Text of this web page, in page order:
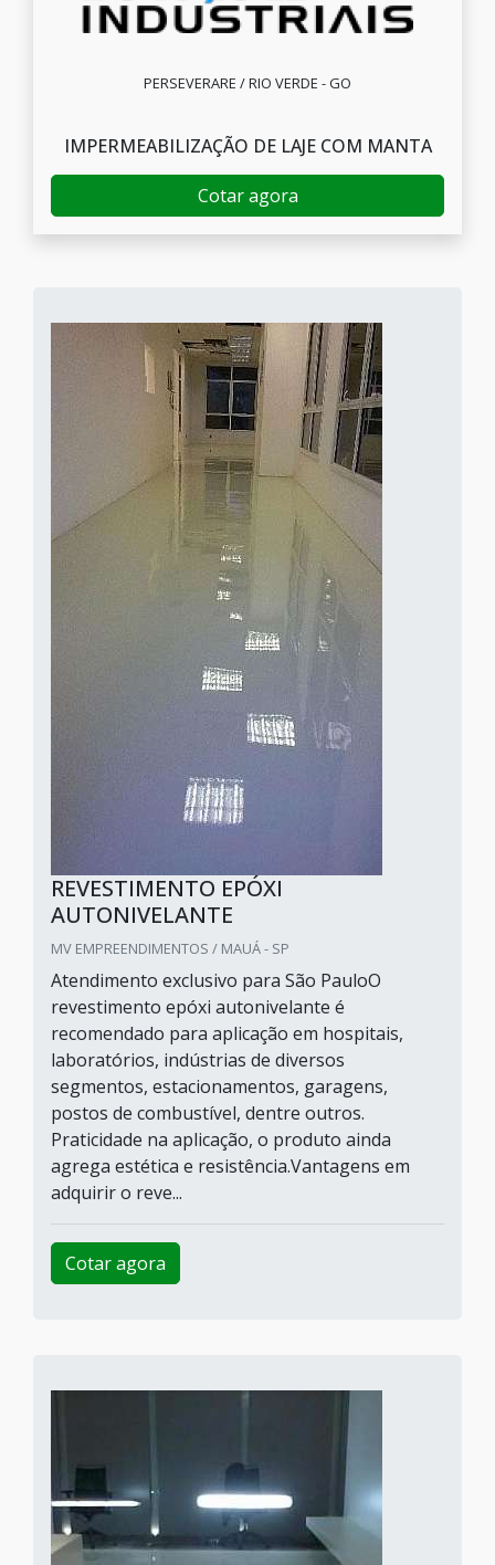
PERSEVERARE / RIO VERDE - GO
IMPERMEABILIZAÇÃO DE LAJE COM MANTA
Cotar agora
REVESTIMENTO EPÓXI
AUTONIVELANTE
MV EMPREENDIMENTOS / MAUÁ - SP
Atendimento exclusivo para São PauloO
revestimento epóxi autonivelante é
recomendado para aplicação em hospitais,
laboratórios, indústrias de diversos
segmentos, estacionamentos, garagens,
postos de combustível, dentre outros.
Praticidade na aplicação, o produto ainda
agrega estética e resistência.Vantagens em
adquirir o reve...
Cotar agora